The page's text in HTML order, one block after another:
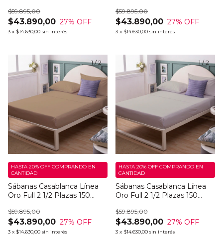
$43.890,00
$59.895,00
27% OFF
3 x $14.630,00 sin interés
$43.890,00
$59.895,00
27% OFF
3 x $14.630,00 sin interés
1/2
Sábanas Casablanca Línea
Oro Full 2 1/2 Plazas 150
$43.890,00
$59.895,00
27% OFF
3 x $14.630,00 sin interés
HASTA 20% OFF COMPRANDO EN
CANTIDAD
1/2
Sábanas Casablanca Línea
Oro Full 2 1/2 Plazas 150
$43.890,00
$59.895,00
27% OFF
3 x $14.630,00 sin interés
HASTA 20% OFF COMPRANDO EN
CANTIDAD